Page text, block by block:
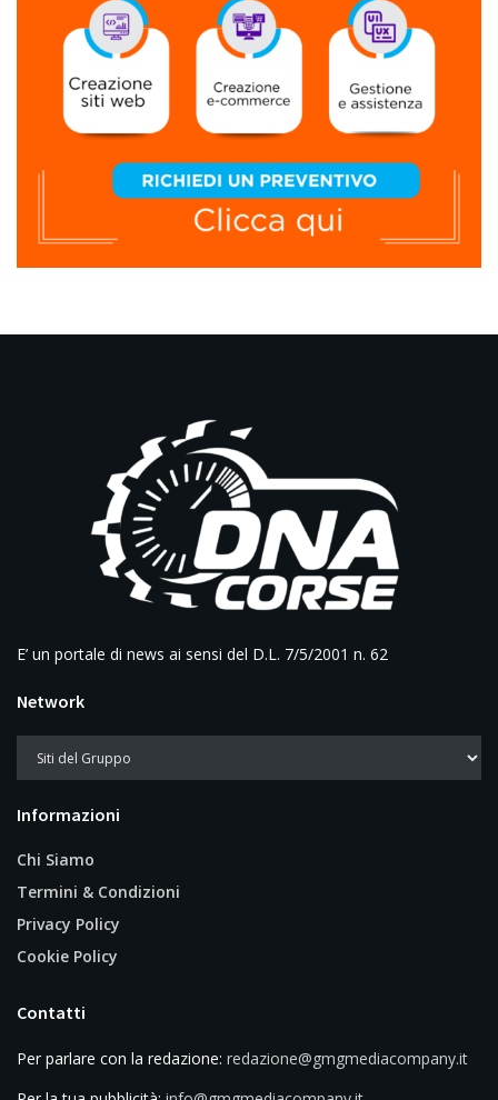
E’ un portale di news ai sensi del D.L. 7/5/2001 n. 62
Network
Informazioni
Chi Siamo
Termini & Condizioni
Privacy Policy
Cookie Policy
Contatti
Per parlare con la redazione: redazione@gmgmediacompany.it